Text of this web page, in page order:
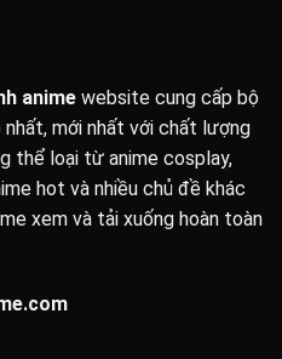
anime website cung cấp bộ
nhất, mới nhất với chất lượng
thể loại từ anime cosplay,
hot và nhiều chủ đề khác
xem và tải xuống hoàn toàn